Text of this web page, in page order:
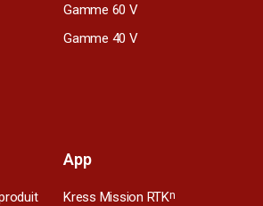
Gamme 60 V
Gamme 40 V
App
Kress Mission RTKn